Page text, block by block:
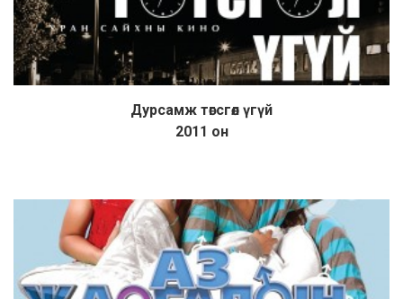
ДэлгэрэнгүйДурсамж төгсгөл үгүй
2011 он